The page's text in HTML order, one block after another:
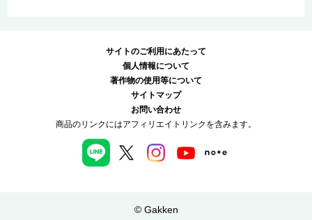
サイトのご利用にあたって
個人情報について
著作物の使用等について
サイトマップ
お問い合わせ
商品のリンクにはアフィリエイトリンクを含みます。
© Gakken